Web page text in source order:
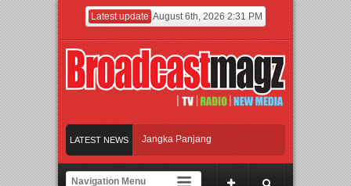
Latest update August 6th, 2026 2:31 PM
LATEST NEWS
Kampanye ke Kolaborasi Jangka Panjang